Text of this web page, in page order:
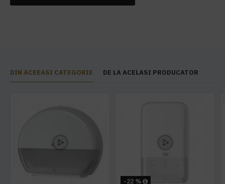
DIN ACEEASI CATEGORIE DE LA ACELASI PRODUCATOR
-22 %